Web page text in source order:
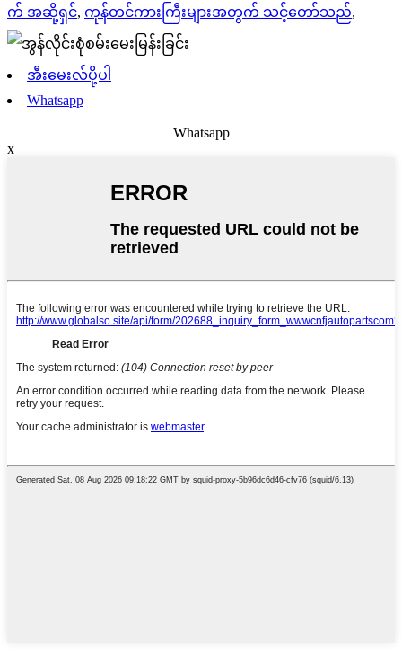
က် အဆို့ရှင်, ကုန်တင်ကားကြီးများအတွက် သင့်တော်သည်,
အီးမေးလ်ပို့ပါ
Whatsapp
Whatsapp
x